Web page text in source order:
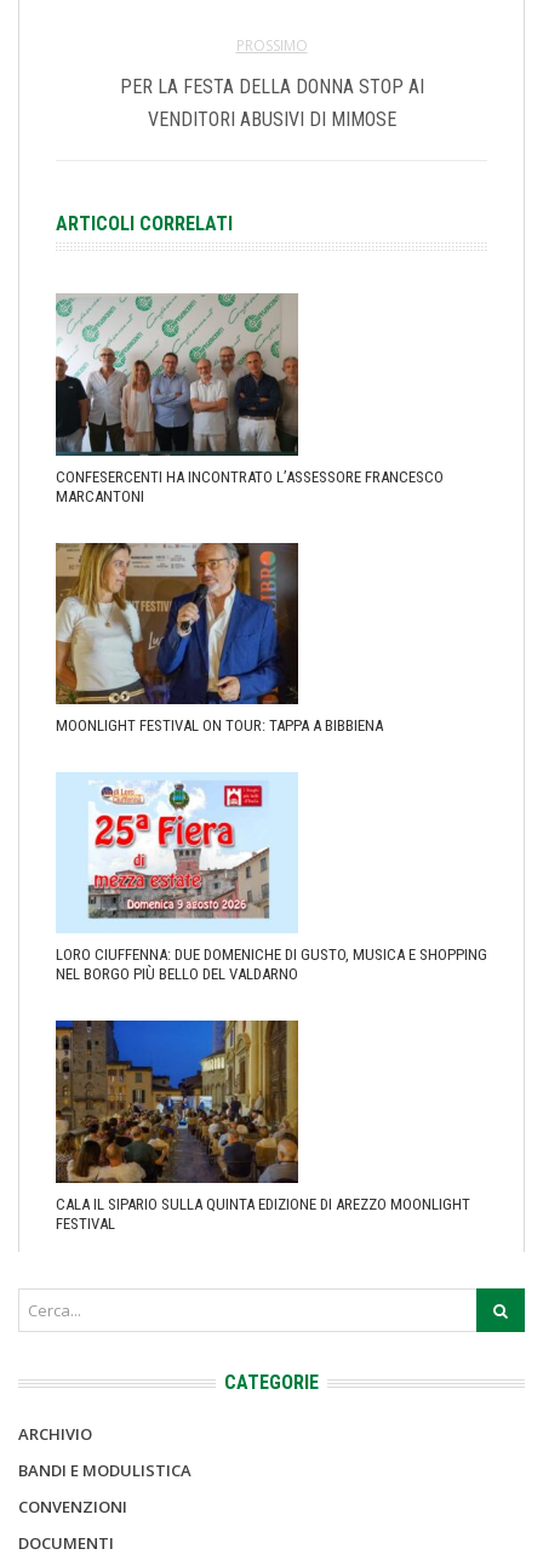
PROSSIMO
PER LA FESTA DELLA DONNA STOP AI
VENDITORI ABUSIVI DI MIMOSE
ARTICOLI CORRELATI
CONFESERCENTI HA INCONTRATO L’ASSESSORE FRANCESCO
MARCANTONI
MOONLIGHT FESTIVAL ON TOUR: TAPPA A BIBBIENA
LORO CIUFFENNA: DUE DOMENICHE DI GUSTO, MUSICA E SHOPPING
NEL BORGO PIÙ BELLO DEL VALDARNO
CALA IL SIPARIO SULLA QUINTA EDIZIONE DI AREZZO MOONLIGHT
FESTIVAL
CATEGORIE
ARCHIVIO
BANDI E MODULISTICA
CONVENZIONI
DOCUMENTI